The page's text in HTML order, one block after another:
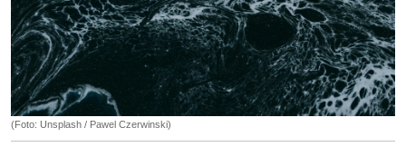
(Foto: Unsplash / Pawel Czerwinski)